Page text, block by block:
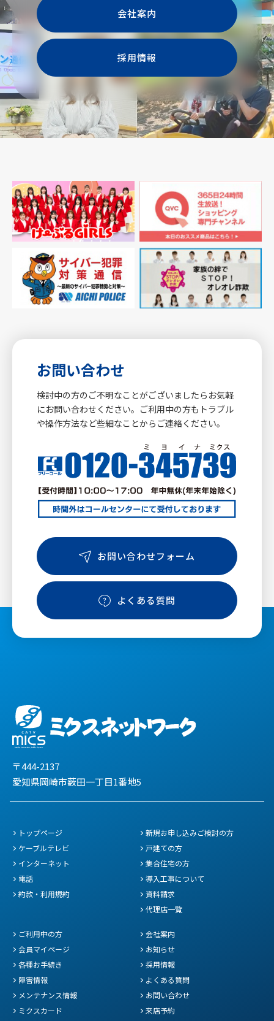
会社案内
採用情報
お問い合わせ
検討中の方のご不明なことがございましたらお気軽
にお問い合わせください。ご利用中の方もトラブル
や操作方法など些細なことからご連絡ください。
お問い合わせフォーム
よくある質問
〒444-2137
愛知県岡崎市薮田一丁目1番地5
トップページ
ケーブルテレビ
インターネット
電話
約款・利用規約
新規お申し込みご検討の方
戸建ての方
集合住宅の方
導入工事について
資料請求
代理店一覧
ご利用中の方
会員マイページ
各種お手続き
障害情報
メンテナンス情報
ミクスカード
会社案内
お知らせ
採用情報
よくある質問
お問い合わせ
来店予約